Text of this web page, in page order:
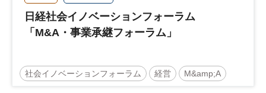
日経社会イノベーションフォーラム
「M&A・事業承継フォーラム」
社会イノベーションフォーラム 経営 M&amp;A